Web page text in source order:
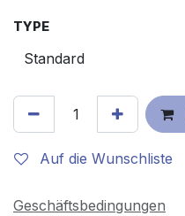
TYPE
Auf die Wunschliste
Geschäftsbedingungen